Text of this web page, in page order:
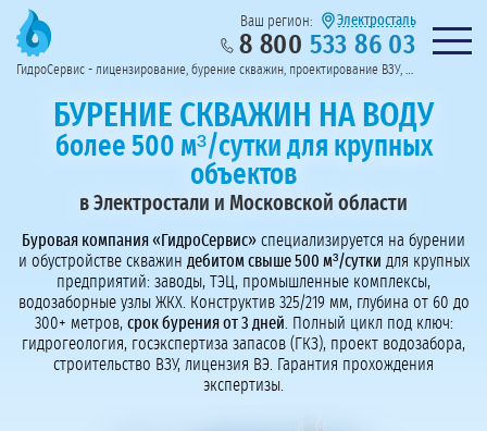
Предоставим полный пакет документов
Пригласить в тендер
Колл-центр на связи с 9:00 до 19:00
Перезвоните мне!
Ваш регион: Электросталь
8 800 533 86 03 Нужна
ГидроСервис - лицензирование, бурение скважин, проектирование ВЗУ, системы водоподготовки
БУРЕНИЕ СКВАЖИН НА ВОДУ
более 500 м³/сутки для крупных
объектов
в Электростали и Московской области
Буровая компания «ГидроСервис» специализируется на бурении
и обустройстве скважин дебитом свыше 500 м³/сутки для крупных
предприятий: заводы, ТЭЦ, промышленные комплексы,
водозаборные узлы ЖКХ. Конструктив 325/219 мм, глубина от 60 до
300+ метров, срок бурения от 3 дней . Полный цикл под ключ:
гидрогеология, госэкспертиза запасов (ГКЗ), проект водозабора,
строительство ВЗУ, лицензия ВЭ. Гарантия прохождения
экспертизы.